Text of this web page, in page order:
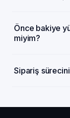
Önce bakiye
miyim?
Sipariş